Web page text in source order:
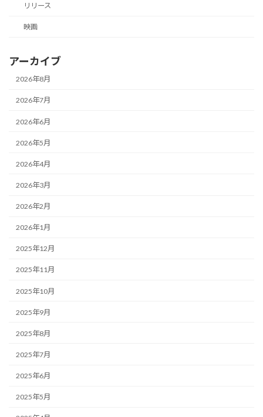
リリース
映画
アーカイブ
2026年8月
2026年7月
2026年6月
2026年5月
2026年4月
2026年3月
2026年2月
2026年1月
2025年12月
2025年11月
2025年10月
2025年9月
2025年8月
2025年7月
2025年6月
2025年5月